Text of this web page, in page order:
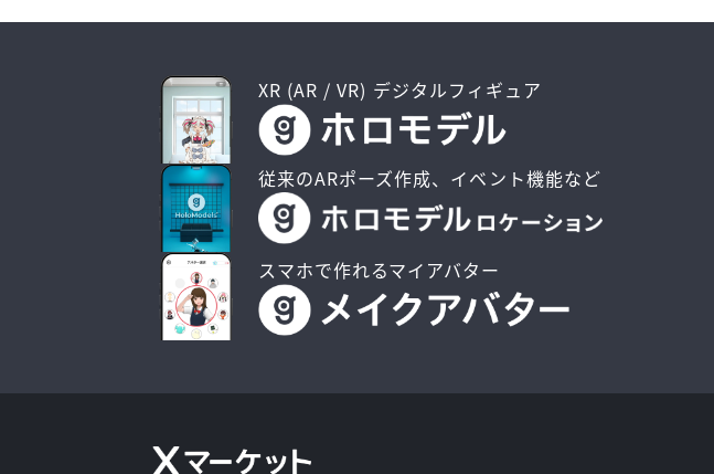
XR (AR / VR) デジタルフィギュア
従来のARポーズ作成、イベント機能など
スマホで作れるマイアバター